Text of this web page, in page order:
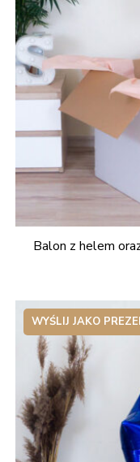
Balon z helem
WYŚLIJ JAKO